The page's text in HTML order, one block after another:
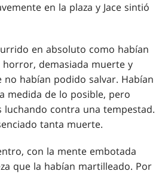
en la plaza y Jace sintió
en absoluto como habían
horror, demasiada muerte y
no habían podido salvar. Habían
medida de lo posible, pero
luchando contra una tempestad.
tanta muerte.
con la mente embotada
que la habían martilleado. Por